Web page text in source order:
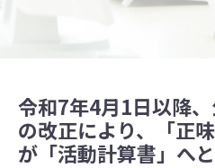
業務から
よくある
令和7年4月1日以降
の改正により、「正
が「活動計算書」へ